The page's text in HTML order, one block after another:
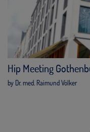
Hip Meeting
by Dr. med. Raimund Völker